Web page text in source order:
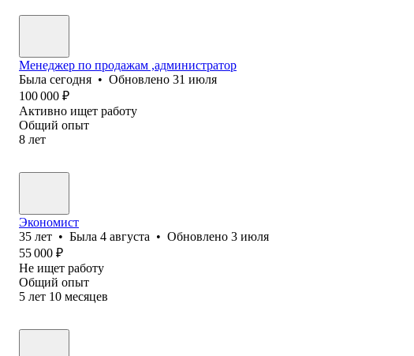
Менеджер по продажам ,администратор
Была сегодня • Обновлено 31 июля
100 000 ₽
Активно ищет работу
Общий опыт
8 лет
Экономист
35 лет • Была 4 августа • Обновлено 3 июля
55 000 ₽
Не ищет работу
Общий опыт
5 лет 10 месяцев